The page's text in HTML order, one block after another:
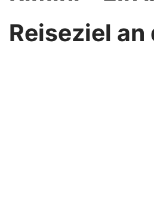
Reiseziel an